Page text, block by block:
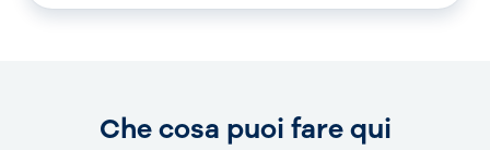
Che cosa puoi fare qui